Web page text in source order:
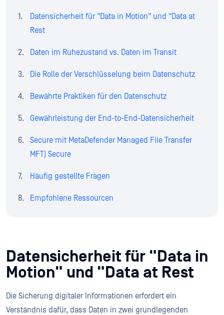
Datensicherheit für "Data in Motion" und "Data at
Rest
Daten im Ruhezustand vs. Daten im Transit
Die Rolle der Verschlüsselung beim Datenschutz
Bewährte Praktiken für den Datenschutz
Gewährleistung der End-to-End-Datensicherheit
Secure mit MetaDefender Managed File Transfer
MFT) Secure
Häufig gestellte Fragen
Empfohlene Ressourcen
Datensicherheit für "Data in
Motion" und "Data at Rest
Die Sicherung digitaler Informationen erfordert ein
Verständnis dafür, dass Daten in zwei grundlegenden